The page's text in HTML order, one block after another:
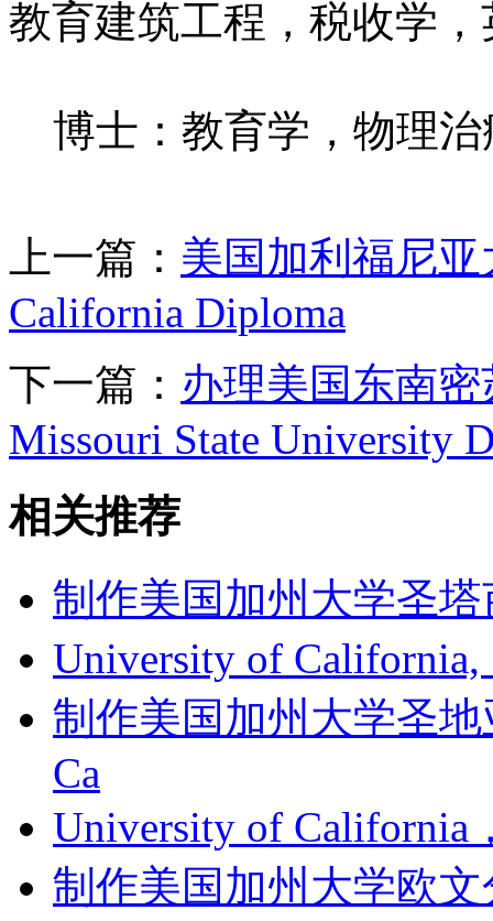
教育建筑工程，税收学
博士：教育学，物理治
上一篇： 美国加利福尼
California Diploma
下一篇： 办理美国东南密
Missouri State University
相关推荐
制作美国加州大学圣
University of California,
制作美国加州大学圣
Ca
University of California
制作美国加州大学欧